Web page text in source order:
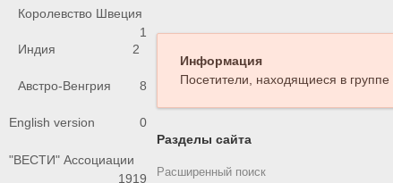
Королевство Швеция
1
Индия
2
Австро-Венгрия 8
English version 0
"ВЕСТИ" Ассоциации
1919
Информация
Посетители, находящиеся в группе
Разделы сайта
Расширенный поиск